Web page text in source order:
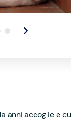
anni accoglie e